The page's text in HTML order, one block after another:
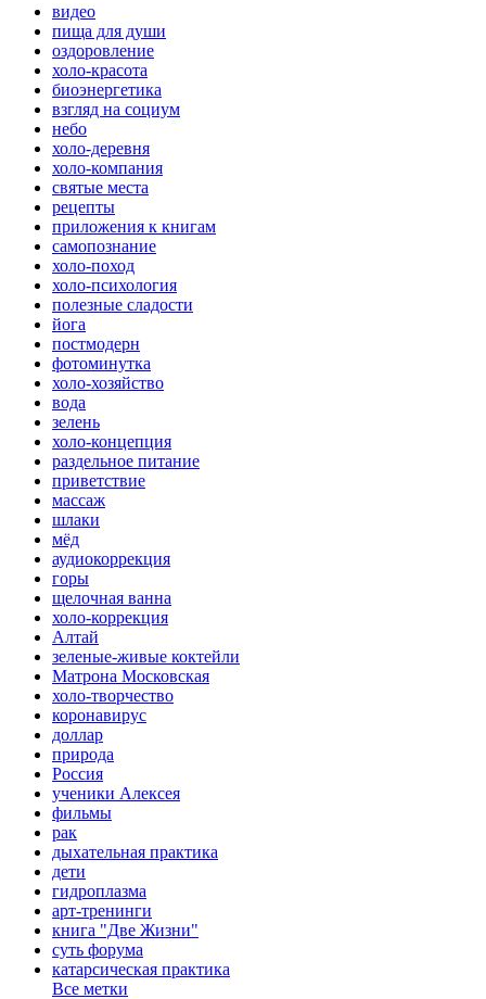
видео
пища для души
оздоровление
холо-красота
биоэнергетика
взгляд на социум
небо
холо-деревня
холо-компания
святые места
рецепты
приложения к книгам
самопознание
холо-поход
холо-психология
полезные сладости
йога
постмодерн
фотоминутка
холо-хозяйство
вода
зелень
холо-концепция
раздельное питание
приветствие
массаж
шлаки
мёд
аудиокоррекция
горы
щелочная ванна
холо-коррекция
Алтай
зеленые-живые коктейли
Матрона Московская
холо-творчество
коронавирус
доллар
природа
Россия
ученики Алексея
фильмы
рак
дыхательная практика
дети
гидроплазма
арт-тренинги
книга "Две Жизни"
суть форума
катарсическая практика
Все метки